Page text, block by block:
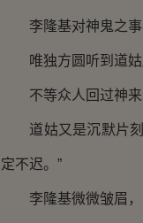
李隆基对神鬼之事
唯独方圆听到道姑
不等众人回过神来
道姑又是沉默片刻
定不迟。”
李隆基微微皱眉，